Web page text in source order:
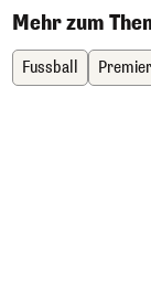
Mehr zum
Fussball